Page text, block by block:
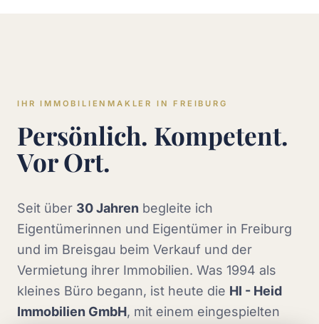
IHR IMMOBILIENMAKLER IN FREIBURG
Persönlich. Kompetent.
Vor Ort.
Seit über 30 Jahren begleite ich
Eigentümerinnen und Eigentümer in Freiburg
und im Breisgau beim Verkauf und der
Vermietung ihrer Immobilien. Was 1994 als
kleines Büro begann, ist heute die HI - Heid
Immobilien GmbH, mit einem eingespielten